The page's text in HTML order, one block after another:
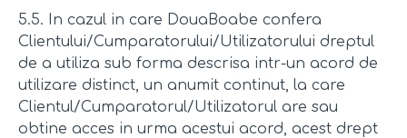
5.5. In cazul in care DouaBoabe confera
Clientului/Cumparatorului/Utilizatorului dreptul
de a utiliza sub forma descrisa intr-un acord de
utilizare distinct, un anumit continut, la care
Clientul/Cumparatorul/Utilizatorul are sau
obtine acces in urma acestui acord, acest drept